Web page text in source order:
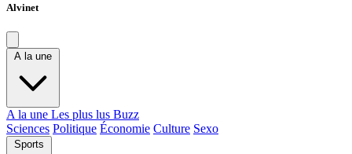
Alvinet
A la une
A la une Les plus lus Buzz
Sciences Politique Économie Culture Sexo
Sports